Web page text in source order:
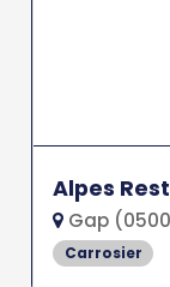
Alpes
Gap
Carrosier